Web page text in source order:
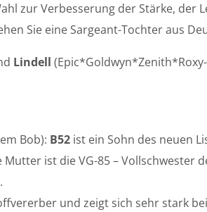
zur Verbesserung der Stärke, der
Sie eine Sargeant-Tochter aus
Lindell
Bob): B52 ist ein Sohn des neuen
Mutter ist die VG-85 –
.
und zeigt sich sehr stark